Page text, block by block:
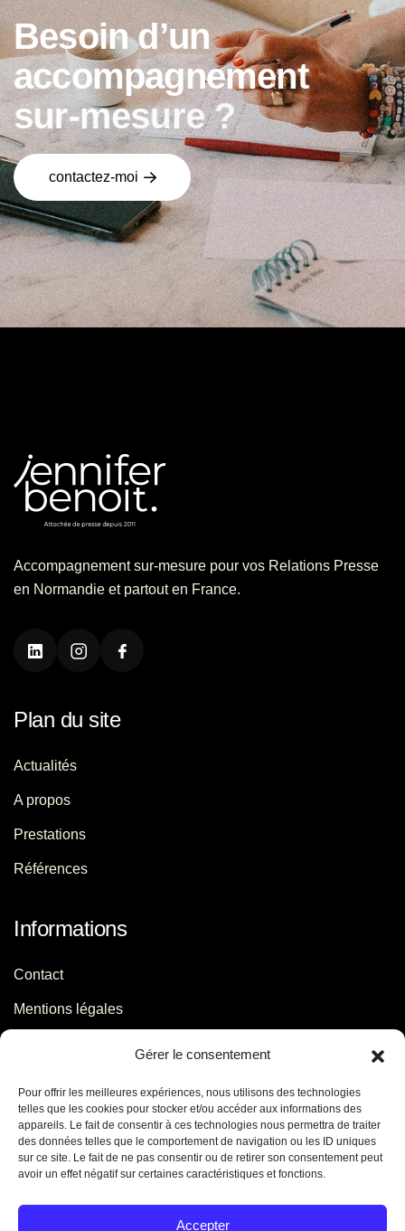
Gérer le consentement
Pour offrir les meilleures expériences, nous utilisons des technologies
telles que les cookies pour stocker et/ou accéder aux informations des
appareils. Le fait de consentir à ces technologies nous permettra de traiter
des données telles que le comportement de navigation ou les ID uniques
sur ce site. Le fait de ne pas consentir ou de retirer son consentement peut
avoir un effet négatif sur certaines caractéristiques et fonctions.
Accepter
Besoin d’un
accompagnement
sur-mesure ?
contactez-moi
Accompagnement sur-mesure pour vos Relations Presse
en Normandie et partout en France.
Plan du site
Actualités
A propos
Prestations
Références
Informations
Contact
Mentions légales
Contact
06 29 56 64 44
contact[@]jb-conseils.fr
Caen - Normandie - France